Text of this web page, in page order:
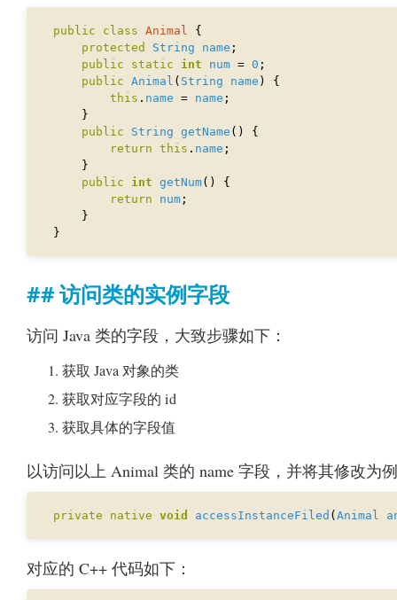
public class Animal
protected
String name
public
static int num = 0
public Animal ( String name
this . name = name
public
String getName
return this . name
public
int getNum
return
num
访问类的实例字段
访问 Java 类的字段，大致步骤如下：
获取 Java 对象的类
获取对应字段的 id
获取具体的字段值
以访问以上 Animal 类的 name 字段，并将其修改为
private native void accessInstanceFiled ( Animal
对应的 C++ 代码如下：